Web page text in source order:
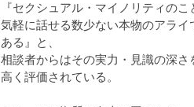
『セクシュアル・マイノリティのこ
気軽に話せる数少ない本物のアライ
ある』と、
相談者からはその実力・見識の深さ
高く評価されている。